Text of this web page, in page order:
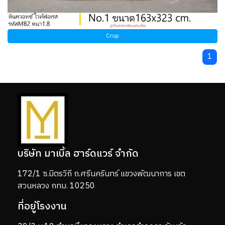
Crop
1
บริษัท มาเบิ้ล ฮาร์ดแวร์ จำกัด
172/1 ซ.มิตรวิถี ถ.ศรีนครินทร์ แขวงพัฒนาการ เขต
สวนหลวง กทม. 10250
ที่อยู่โรงงาน